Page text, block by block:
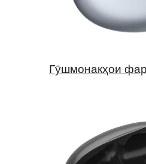
Гӯшмонакҳои